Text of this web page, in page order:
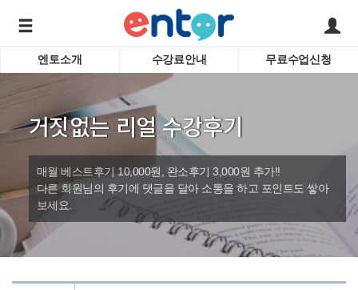
학습도우미 G1
바로가기
서비스안내
강사소개
회사소개
어린이
영자신
수업
엔토소개 수강료안내 무료수업신청
거짓없는 리얼 수강후기
매월 베스트후기 10,000원, 완소후기 3,000원 추가!!
다른 회원님의 후기에 댓글을 달아 소통을 하고 포인트도 쌓아
보세요.